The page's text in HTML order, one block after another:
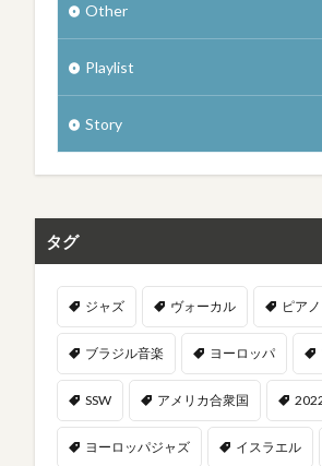
Other
Playlist
Story
タグ
ジャズ ヴォーカル ピアノ
ブラジル音楽 ヨーロッパ
SSW アメリカ合衆国
ヨーロッパジャズ イスラエル